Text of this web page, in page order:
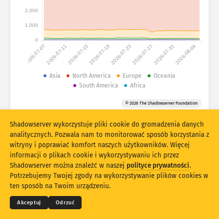
Zbiór danych
Nałożenie
Automatycznie aktualizuj wyniki
Aktualizuj Reset
Pobierz jako PNG
2026-07-072026-07-112026-07-152026-07-192026-07-232026-07-272026-07-312026-08-04
0
1,000
2,000
Asia North America Europe
Oceania
South America
Africa
© 2026 The Shadowserver Foundation
© 2026THE SHADOWSERVER FOUNDATION
Prywatność i warunki
Skontaktuj się z nami
Autorzy
Shadowserver wykorzystuje pliki cookie do gromadzenia danych
analitycznych. Pozwala nam to monitorować sposób korzystania z
witryny i poprawiać komfort naszych użytkowników. Więcej
informacji o plikach cookie i wykorzystywaniu ich przez
Shadowserver można znaleźć w naszej polityce prywatności.
Potrzebujemy Twojej zgody na wykorzystywanie plików cookies w
ten sposób na Twoim urządzeniu.
Akceptuj Odrzuć